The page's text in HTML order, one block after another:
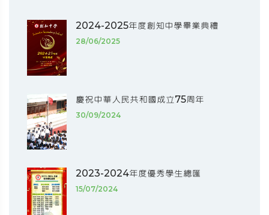
2024-2025年度創知中學畢業典禮
28/06/2025
慶祝中華人民共和國成立75周年
30/09/2024
2023-2024年度優秀學生總匯
15/07/2024